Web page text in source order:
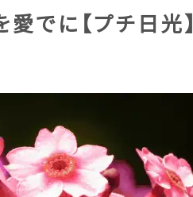
でに【プチ日光】